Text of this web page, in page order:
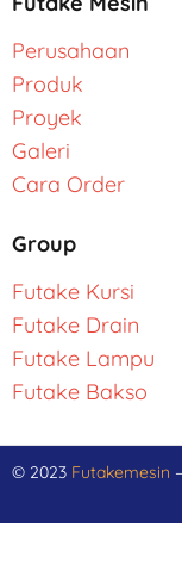
Perusahaan
Produk
Proyek
Galeri
Cara Order
Group
Futake Kursi
Futake Drain
Futake Lampu
Futake Bakso
© 2023 Futakemesin